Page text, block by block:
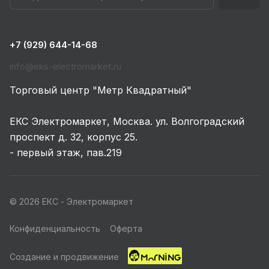
+7 (929) 644-14-68
info@eks-electromarket.ru
Торговый центр "Метр Квадратный"
ЕКС Электромаркет, Москва. ул. Волгоградский
проспект д. 32, корпус 25.
- первый этаж, пав.219
© 2026 ЕКС - Электромаркет
Конфиденциальность Оферта
Создание и продвижение